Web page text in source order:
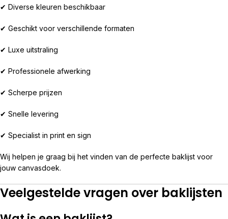
✔ Diverse kleuren beschikbaar
✔ Geschikt voor verschillende formaten
✔ Luxe uitstraling
✔ Professionele afwerking
✔ Scherpe prijzen
✔ Snelle levering
✔ Specialist in print en sign
Wij helpen je graag bij het vinden van de perfecte baklijst voor
jouw canvasdoek.
Veelgestelde vragen over baklijsten